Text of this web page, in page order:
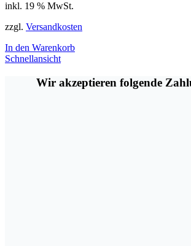
inkl. 19 % MwSt.
zzgl. Versandkosten
In den Warenkorb
Schnellansicht
Wir akzeptieren folgende